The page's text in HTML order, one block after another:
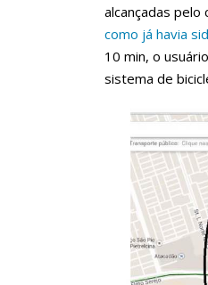
alcançadas
como já havia
10 min, o
sistema de